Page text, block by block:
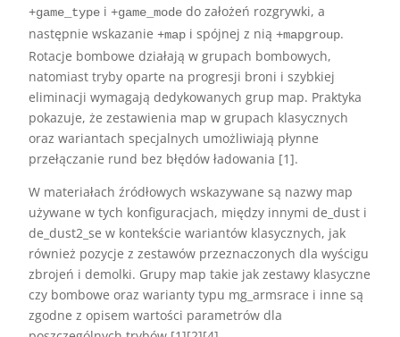
+game_type i+game_mode do założeń rozgrywki, a
następnie wskazanie+map i spójnej z nią+mapgroup.
Rotacje bombowe działają w grupach bombowych,
natomiast tryby oparte na progresji broni i szybkiej
eliminacji wymagają dedykowanych grup map. Praktyka
pokazuje, że zestawienia map w grupach klasycznych
oraz wariantach specjalnych umożliwiają płynne
przełączanie rund bez błędów ładowania [1].
W materiałach źródłowych wskazywane są nazwy map
używane w tych konfiguracjach, między innymi de_dust i
de_dust2_se w kontekście wariantów klasycznych, jak
również pozycje z zestawów przeznaczonych dla wyścigu
zbrojeń i demolki. Grupy map takie jak zestawy klasyczne
czy bombowe oraz warianty typu mg_armsrace i inne są
zgodne z opisem wartości parametrów dla